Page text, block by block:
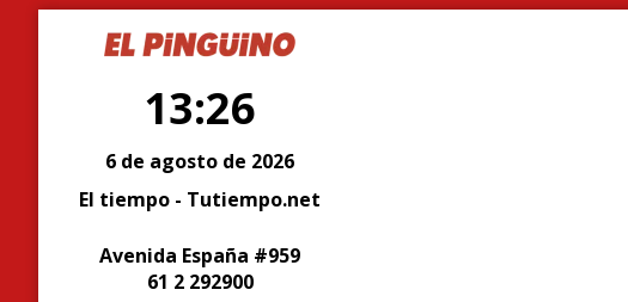
13:26
6 de agosto de 2026
El tiempo - Tutiempo.net
Avenida España #959
61 2 292900